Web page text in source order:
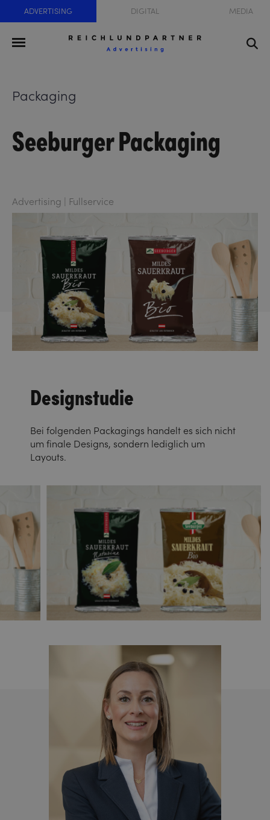
ADVERTISING DIGITAL MEDIA
Packaging
Seeburger Packaging
Advertising | Fullservice
Designstudie
Bei folgenden Packagings handelt es sich nicht
um finale Designs, sondern lediglich um
Layouts.